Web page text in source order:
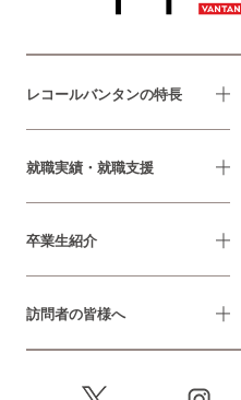
レコールバンタンの特長
就職実績・就職支援
卒業生紹介
訪問者の皆様へ